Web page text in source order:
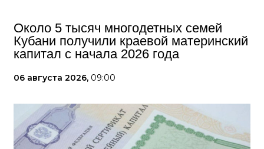
Около 5 тысяч многодетных семей
Кубани получили краевой материнский
капитал с начала 2026 года
06 августа 2026, 09:00